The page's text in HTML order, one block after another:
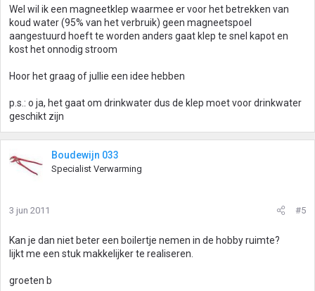
Wel wil ik een magneetklep waarmee er voor het betrekken van
koud water (95% van het verbruik) geen magneetspoel
aangestuurd hoeft te worden anders gaat klep te snel kapot en
kost het onnodig stroom
Hoor het graag of jullie een idee hebben
p.s.: o ja, het gaat om drinkwater dus de klep moet voor drinkwater
geschikt zijn
Boudewijn 033
Specialist Verwarming
3 jun 2011 #5
Kan je dan niet beter een boilertje nemen in de hobby ruimte?
lijkt me een stuk makkelijker te realiseren.
groeten b